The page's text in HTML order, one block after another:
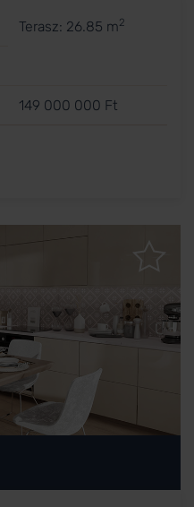
Terasz: 26.85 m2
149 000 000 Ft